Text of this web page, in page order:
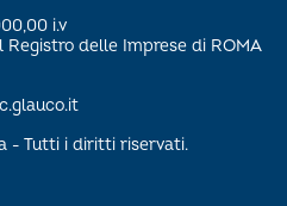
i.v
Registro delle Imprese di ROMA
- Tutti i diritti riservati.